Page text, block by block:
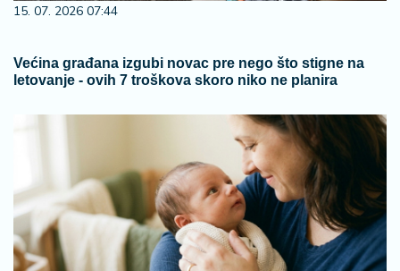
15. 07. 2026 07:44
Većina građana izgubi novac pre nego što stigne na
letovanje - ovih 7 troškova skoro niko ne planira